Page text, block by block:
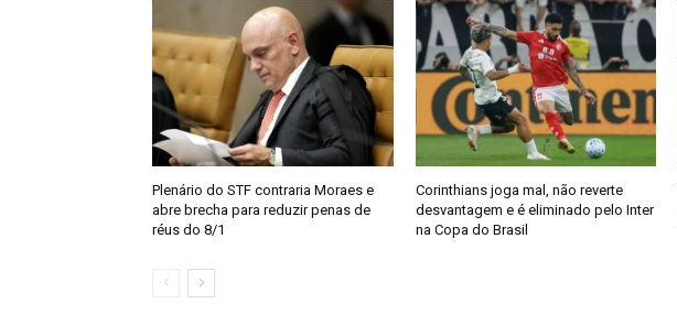
Plenário do STF contraria Moraes e
abre brecha para reduzir penas de
réus do 8/1
Corinthians joga mal, não reverte
desvantagem e é eliminado pelo Inter
na Copa do Brasil